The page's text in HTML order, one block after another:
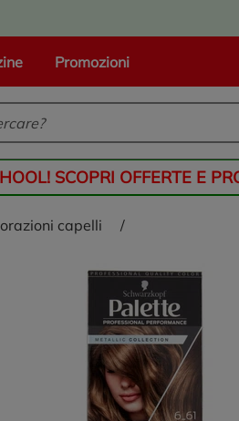
Promozioni
SCOPRI OFFERTE E
capelli /